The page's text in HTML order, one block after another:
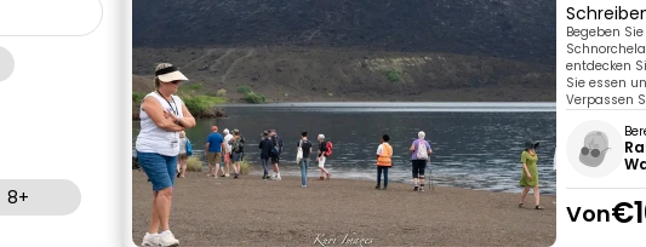
8+
Begeben
entdecken
Sie essen
Verpassen
Von